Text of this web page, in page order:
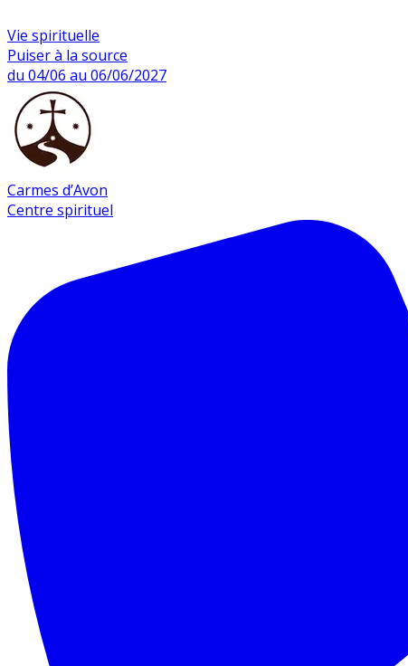
Vie spirituelle
Puiser à la source
du 04/06 au 06/06/2027
Carmes d’Avon
Centre spirituel